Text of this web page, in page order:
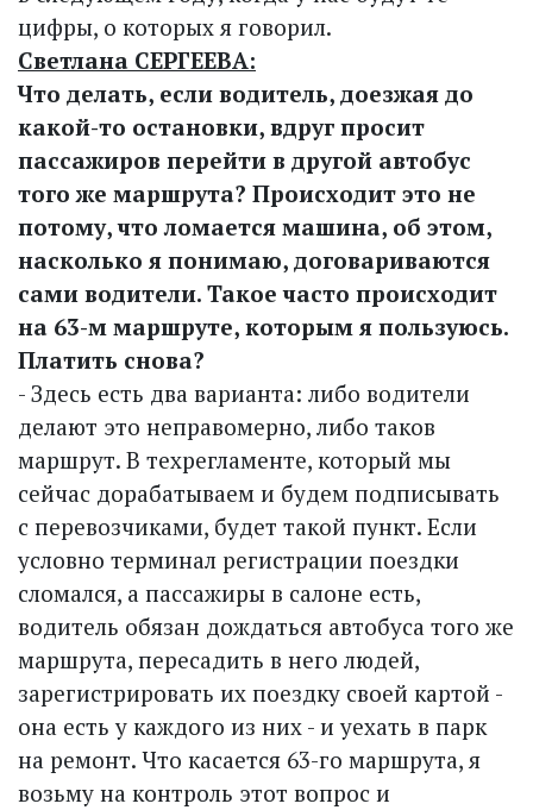
цифры, о которых я говорил.
Светлана СЕРГЕЕВА:
Что делать, если водитель, доезжая до
какой-то остановки, вдруг просит
пассажиров перейти в другой автобус
того же маршрута? Происходит это не
потому, что ломается машина, об этом,
насколько я понимаю, договариваются
сами водители. Такое часто происходит
на 63-м маршруте, которым я пользуюсь.
Платить снова?
- Здесь есть два варианта: либо водители
делают это неправомерно, либо таков
маршрут. В техрегламенте, который мы
сейчас дорабатываем и будем подписывать
с перевозчиками, будет такой пункт. Если
условно терминал регистрации поездки
сломался, а пассажиры в салоне есть,
водитель обязан дождаться автобуса того же
маршрута, пересадить в него людей,
зарегистрировать их поездку своей картой -
она есть у каждого из них - и уехать в парк
на ремонт. Что касается 63-го маршрута, я
возьму на контроль этот вопрос и